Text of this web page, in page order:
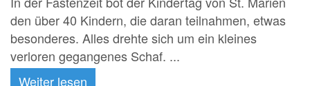
den über 40 Kindern, die daran teilnahmen, etwas
besonderes. Alles drehte sich um ein kleines
verloren gegangenes Schaf. ...
Weiter lesen